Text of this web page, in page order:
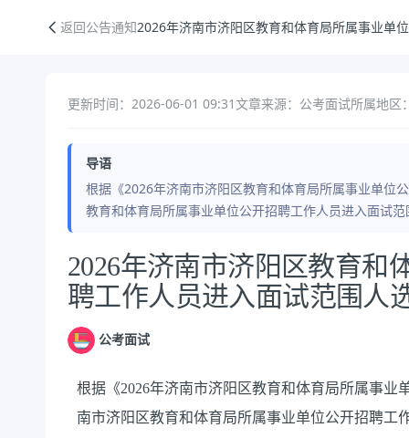
返回公告通知2026年济南市济阳区教育和体育局所属事业单
更新时间：2026-06-01 09:31文章来源：公考面试所属地区
导语
根据《2026年济南市济阳区教育和体育局所属事业单位
教育和体育局所属事业单位公开招聘工作人员进入面试
公告正文
2026年济南市济阳区教育和
聘工作人员进入面试范围人
公考面试
根据《2026年济南市济阳区教育和体育局所属事业
南市济阳区教育和体育局所属事业单位公开招聘工